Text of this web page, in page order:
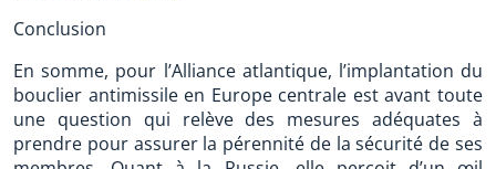
Conclusion
En somme, pour l’Alliance atlantique, l’implantation du
bouclier antimissile en Europe centrale est avant toute
une question qui relève des mesures adéquates à
prendre pour assurer la pérennité de la sécurité de ses